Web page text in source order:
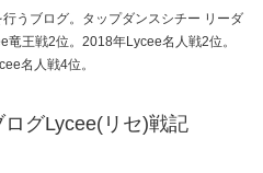
うブログ。タップダンスシチー リーダ
王戦2位。2018年Lycee名人戦2位。
名人戦4位。
グLycee(リセ)戦記